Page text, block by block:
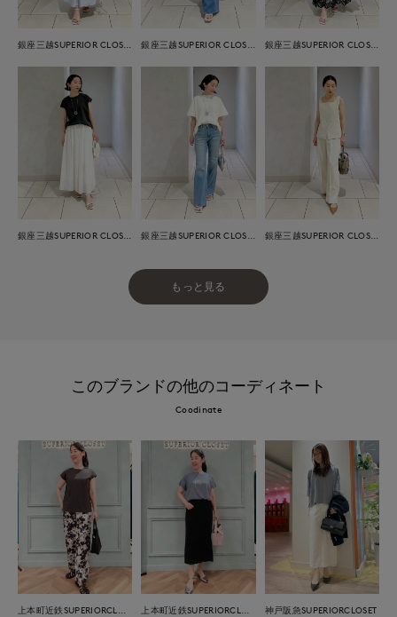
もっと見る
このブランドの他のコーディネート
Coodinate
神戸阪急SUPERIORCLOSET